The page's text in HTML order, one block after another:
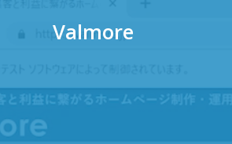
Valmore